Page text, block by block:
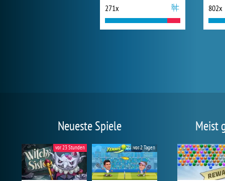
271x 802x
Neueste Spiele
vor 23 Stunden vor 2 Tagen
Meist